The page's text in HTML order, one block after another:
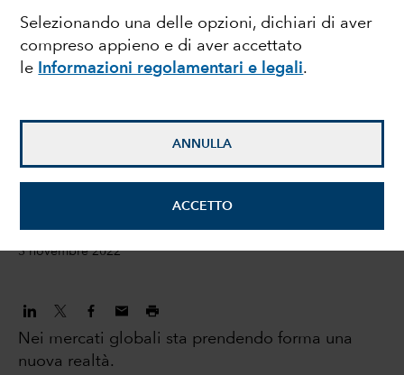
Selezionando una delle opzioni, dichiari di aver
compreso appieno e di aver accettato
le
Informazioni regolamentari e legali.
ANNULLA
ACCETTO
investitori: 5 trend
importanti che stanno
cambiando il mercato
3 novembre 2022
Nei mercati globali sta prendendo forma una
nuova realtà.